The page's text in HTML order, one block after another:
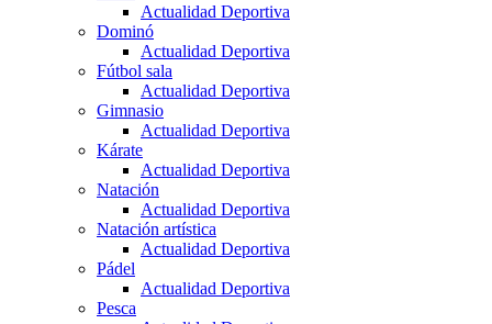
Actualidad Deportiva
Dominó
Actualidad Deportiva
Fútbol sala
Actualidad Deportiva
Gimnasio
Actualidad Deportiva
Kárate
Actualidad Deportiva
Natación
Actualidad Deportiva
Natación artística
Actualidad Deportiva
Pádel
Actualidad Deportiva
Pesca